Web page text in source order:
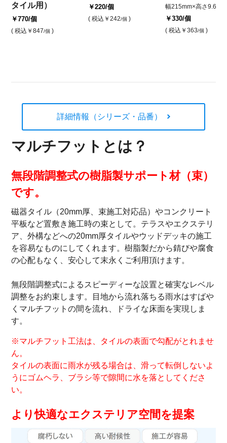
タイル用）
￥770/個
( 税込 ￥847/個 )
￥220/個
( 税込 ￥242/個 )
幅215mm×高さ9.6mm
￥330/個
( 税込 ￥363/個 )
詳細情報（シリーズ・品番）
マルチフットとは？
無段階調整式の樹脂製サポート材（束）
です。
磁器タイル（20mm厚、束施工対応品）やコンクリート
平板など置敷き施工時の束として。テラスやエクステリ
ア、外構などへの20mm厚タイルやウッドデッキの施工
を容易なものにしてくれます。樹脂製だから錆びや腐食
の心配もなく、安心して末永くご利用頂けます。
無段階調整式によるスピーディーな設置と確実なレベル
調整をお約束します。目地から流れ落ちる雨水はすばや
くマルチフットの間を流れ、ドライな床面を実現しま
す。
※マルチフット工法は、タイルの表面で勾配がとれませ
ん。
タイルの表面に雨水が残る場合は、滑って転倒しないよ
うにゴムヘラ、ブラシ等で隙間に水を落としてくださ
い。
より快適なエクステリア空間を提案